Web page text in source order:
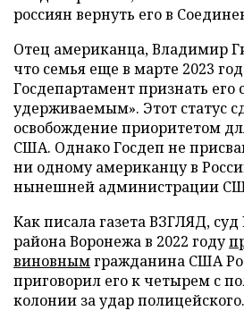
россиян вернуть его в
Отец американца, Владимир
что семья еще в марте 2023
Госдепартамент признать его
удерживаемым». Этот статус
освобождение приоритетом
США. Однако Госдеп не
ни одному американцу в
нынешней администрации
Как писала газета ВЗГЛЯД,
района Воронежа в 2022 году
виновнымгражданина США
приговорил его к четырем с
колонии за удар полицейского.